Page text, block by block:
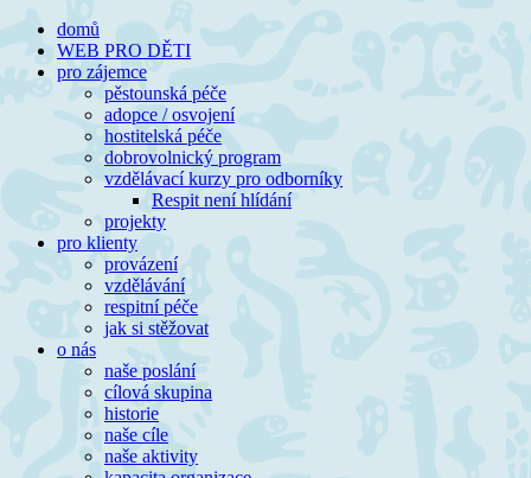
Přeskočit
obsah
domů
WEB PRO DĚTI
pro zájemce
pěstounská péče
adopce / osvojení
hostitelská péče
dobrovolnický program
vzdělávací kurzy pro odborníky
Respit není hlídání
projekty
pro klienty
provázení
vzdělávání
respitní péče
jak si stěžovat
o nás
naše poslání
cílová skupina
historie
naše cíle
naše aktivity